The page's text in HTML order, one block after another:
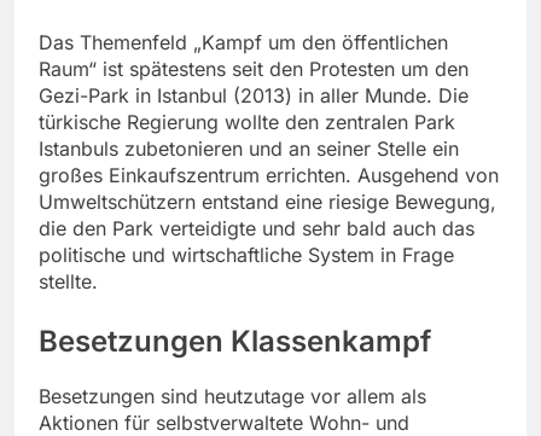
Das Themenfeld „Kampf um den öffentlichen
Raum“ ist spätestens seit den Protesten um den
Gezi-Park in Istanbul (2013) in aller Munde. Die
türkische Regierung wollte den zentralen Park
Istanbuls zubetonieren und an seiner Stelle ein
großes Einkaufszentrum errichten. Ausgehend von
Umweltschützern entstand eine riesige Bewegung,
die den Park verteidigte und sehr bald auch das
politische und wirtschaftliche System in Frage
stellte.
Besetzungen Klassenkampf
Besetzungen sind heutzutage vor allem als
Aktionen für selbstverwaltete Wohn- und